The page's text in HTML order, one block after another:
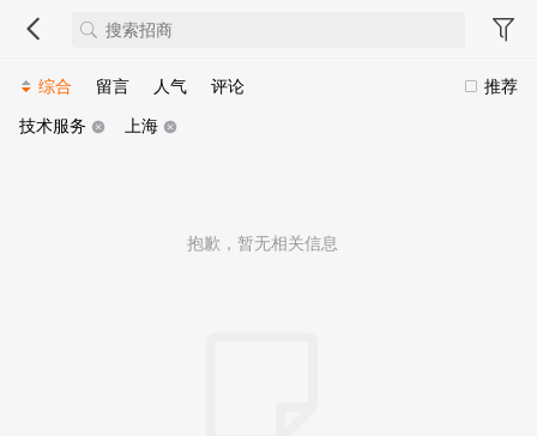
推荐
综合 留言 人气
评论
技术服务
上海
抱歉，暂无相关信息